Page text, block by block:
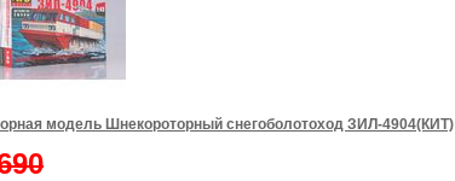
модель Шнекороторный снегоболотоход ЗИЛ-4904(КИТ)